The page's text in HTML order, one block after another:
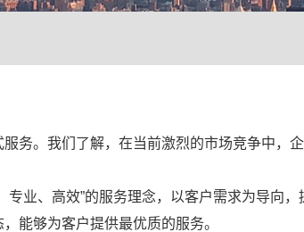
务。我们了解，在当前激烈的市场竞争中，
业、高效”的服务理念，以客户需求为导向
能够为客户提供最优质的服务。